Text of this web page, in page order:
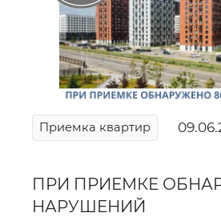
Приемка квартир
ПРИ ПРИЕМКЕ
НАРУШЕНИЙ